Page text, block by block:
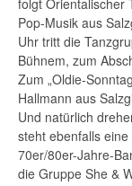
folgt Orientalischer
Pop-Musik aus
Uhr tritt die
Bühnem, zum
Zum „Oldie-
Hallmann aus
Und natürlich
steht ebenfalls
70er/80er-Jahre-
die Gruppe She &